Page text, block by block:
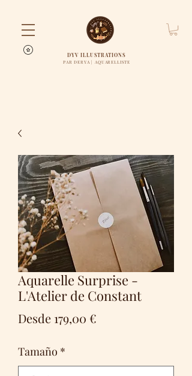
DYV ILLUSTRATIONS
PAR DERYA | AQUARELLISTE
Aquarelle Surprise -
L'Atelier de Constant
Desde 179,00 €
Tamaño *